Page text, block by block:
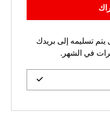
تسليمه إلى بريدك
في الشهر.